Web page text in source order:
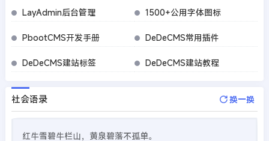
LayAdmin后台管理 1500+公用字体图标
PbootCMS开发手册 DeDeCMS常用插件
DeDeCMS建站标签 DeDeCMS建站教程
社会语录 换一换
红牛雪碧牛栏山，黄泉碧落不孤单。